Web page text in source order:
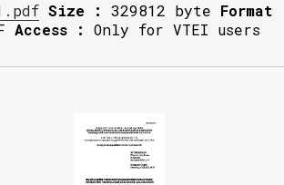
Size : 329812 byte Format
Access : Only for VTEI users